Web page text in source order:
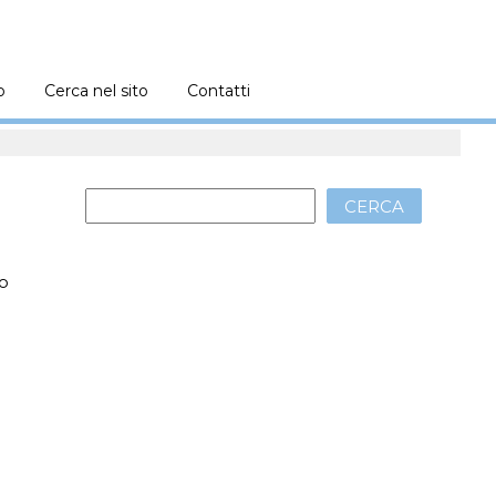
Cerca nel sito Contatti
CERCA